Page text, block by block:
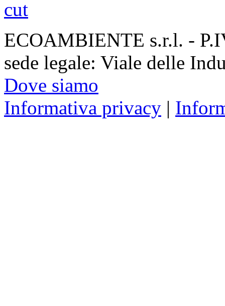
ECOAMBIENTE s.r.l. -
sede legale: Viale delle
Dove siamo
Informativa privacy |